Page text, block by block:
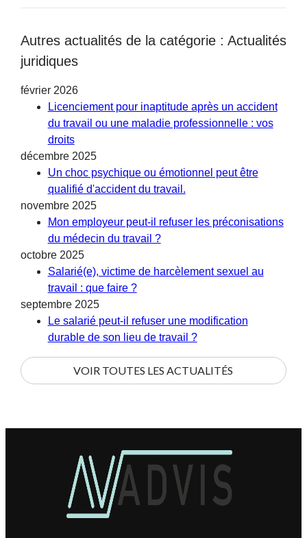
Autres actualités de la catégorie : Actualités
juridiques
février 2026
Licenciement pour inaptitude après un accident
du travail ou une maladie professionnelle : vos
droits
décembre 2025
Un choc psychique ou émotionnel peut être
qualifié d'accident du travail.
novembre 2025
Mon employeur peut-il refuser les préconisations
du médecin du travail ?
octobre 2025
Salarié(e), victime de harcèlement sexuel au
travail : que faire ?
septembre 2025
Le salarié peut-il refuser une modification
durable de son lieu de travail ?
VOIR TOUTES LES ACTUALITÉS